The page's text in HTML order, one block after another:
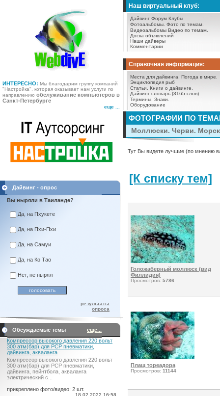
ИНТЕРЕСНО: Мы благодарим группу компаний
"Настройка", которая оказывает нам услуги по
направлению обслуживание компьютеров в
Санкт-Петербурге
еще ...
Наш виртуальный клуб:
Дайвинг Форум Клубы
Фотоальбомы. Фото по темам.
Видеоальбомы Видео по темам.
Доска объявлений
Наши дайверы
Комментарии
Справочная информация:
Места для дайвинга.
Погода в мире.
Энциклопедия рыб
Статьи.
Книги о дайвинге.
Дайвинг словарь (3165 слов)
Термины. Знаки.
Оборудование
Дайвинг - опрос
Вы ныряли в Таиланде?
Да, на Пхукете
Да, на Пхи-Пхи
Да, на Самуи
Да, на Ко Тао
Нет, не нырял
результаты
опроса
Обсуждаемые темы
еще...
Компрессор высокого давления 220 вольт
300 атм(бар) для PCP пневматики,
дайвинга, акваланга
Компрессор высокого давления 220 вольт
300 атм(бар) для PCP пневматики,
дайвинга, пейнтбола, акваланга
электрический c...
прикреплено фото/видео: 2 шт.
18.02.2022 16:58
ФОТОГРАФИИ ПО
Моллюски. Черви.
Тут Вы видете лучшие (по мнению
[К списку тем]
Голожаберный моллюск (вид
Филлидия)
Просмотров: 5786
Плащ тореадора
Просмотров: 11144